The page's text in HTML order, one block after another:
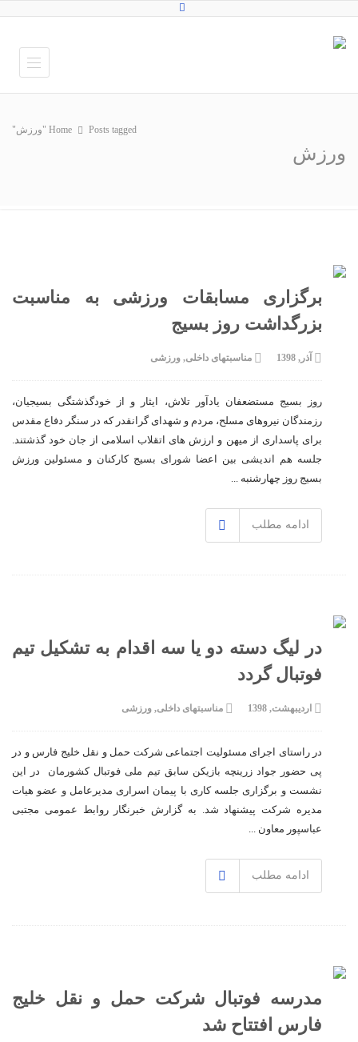
ورزش
Home Posts tagged "ورزش"
برگزاری مسابقات ورزشی به مناسبت
بزرگداشت روز بسیج
آذر, 1398 مناسبتهای داخلی, ورزشی
روز بسیج مستضعفان یادآور تلاش، ایثار و از خودگذشتگی بسیجیان،
رزمندگان نیروهای مسلح، مردم و شهدای گرانقدر که در سنگر دفاع مقدس
برای پاسداری از میهن و ارزش های اتقلاب اسلامی از جان خود گذشتند.
جلسه هم اندیشی بین اعضا شورای بسیج کارکنان و مسئولین ورزش
بسیج روز چهارشنبه ...
ادامه مطلب
در لیگ دسته دو یا سه اقدام به تشکیل تیم
فوتبال گردد
اردیبهشت, 1398 مناسبتهای داخلی, ورزشی
در راستای اجرای مسئولیت اجتماعی شرکت حمل و نقل خلیج فارس و در
پی حضور جواد زرینچه بازیکن سابق تیم ملى فوتبال کشورمان در این
نشست و برگزارى جلسه کارى با پیمان اسراری مدیرعامل و عضو هیات
مدیره شرکت پیشنهاد شد. به گزارش خبرنگار روابط عمومى مجتبى
عباسپور معاون ...
ادامه مطلب
مدرسه فوتبال شرکت حمل و نقل خلیج
فارس افتتاح شد